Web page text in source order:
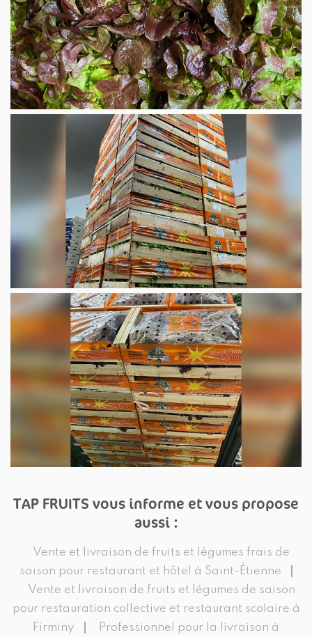
TAP FRUITS vous informe et vous propose
aussi :
Vente et livraison de fruits et légumes frais de
saison pour restaurant et hôtel à Saint-Étienne
Vente et livraison de fruits et légumes de saison
pour restauration collective et restaurant scolaire à
Firminy
Professionnel pour la livraison à